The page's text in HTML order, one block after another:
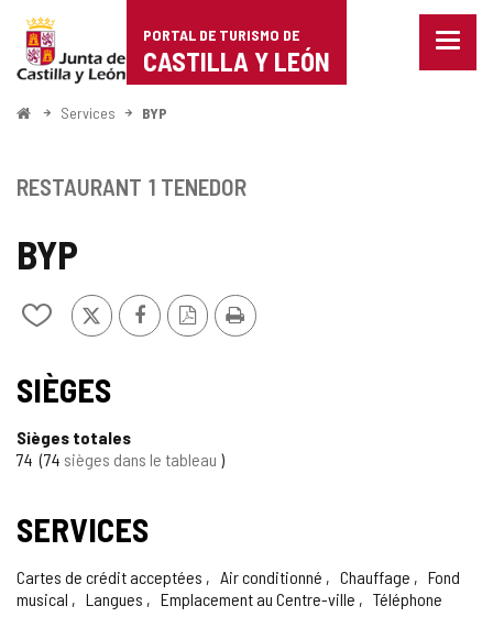
Portal
de
Turismo
Castilla
León
PORTAL DE TURISMO DE
CASTILLA Y LEÓN
Menu
<
Services BYP
BYP
Ajouter/retirer
de
cahiers
X FacebookVersion
PDF
Imprimer
RESTAURANT 1 TENEDOR
SIÈGES
Sièges totales
74 74 sièges dans le tableau
SERVICES
Cartes de crédit acceptées Air conditionné Chauffage
Fond
musical
Langues Emplacement au Centre-ville Téléphone